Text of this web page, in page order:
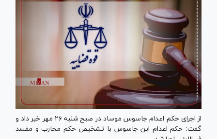
از اجرای حکم اعدام جاسوس موساد در صبح شنبه ۲۶ مهر خبر داد و
گفت: حکم اعدام این جاسوس با تشخیص حکم محارب و مفسد